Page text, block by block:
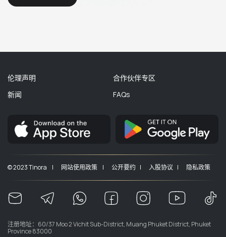
伦理声明
新闻
合作伙伴专区
FAQs
© 2023 Tinora | 网站使用政策 | 公开要约 | 入股协议 | 隐私政策
注册地址：60/37 Moo 2 Vichit Sub-District, Muang Phuket District, Phuket
Province 83000